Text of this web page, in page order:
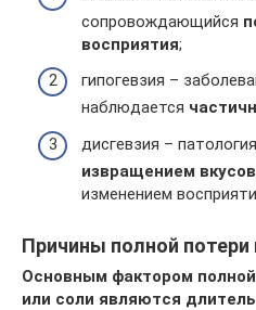
сопровождающийся
восприятия;
гипогевзия –
наблюдается
дисгевзия –
извращением
изменением
Причины полной потери
Основным фактором
или соли являются